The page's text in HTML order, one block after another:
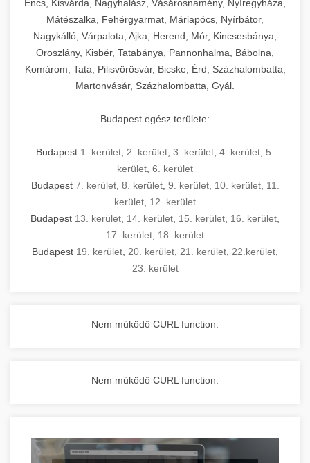
Encs, Kisvárda, Nagyhalász, Vásárosnamény, Nyíregyháza,
Mátészalka, Fehérgyarmat, Máriapócs, Nyírbátor,
Nagykálló, Várpalota, Ajka, Herend, Mór, Kincsesbánya,
Oroszlány, Kisbér, Tatabánya, Pannonhalma, Bábolna,
Komárom, Tata, Pilisvörösvár, Bicske, Érd, Százhalombatta,
Martonvásár, Százhalombatta, Gyál.
Budapest egész területe:
Budapest 1. kerület 2. kerület 3. kerület 4. kerület 5.
kerület 6. kerület
Budapest 7. kerület, 8. kerület, 9. kerület, 10. kerület, 11.
kerület 12. kerület
Budapest 13. kerület 14. kerület 15. kerület 16. kerület
17. kerület 18. kerület
Budapest 19. kerület 20. kerület 21. kerület 22.kerület
23. kerület
Nem működő CURL function.
Nem működő CURL function.